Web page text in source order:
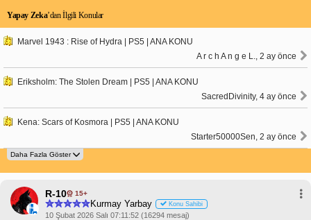
Yapay Zeka’dan İlgili Konular
Marvel 1943 : Rise of Hydra | PS5 | ANA KONU
A r c h A n g e L., 2 ay önce
Eriksholm: The Stolen Dream | PS5 | ANA KONU
SacredDivinity, 4 ay önce
Kena: Scars of Kosmora | PS5 | ANA KONU
Starter50000Sen, 2 ay önce
R-10 15+
Kurmay Yarbay Konu Sahibi
10 Şubat 2026 Salı 07:11:52 (16294 mesaj)